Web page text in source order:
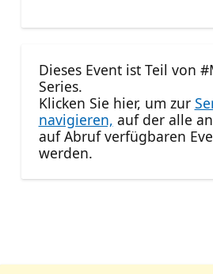
Dieses Event ist Teil von
Series.
Klicken Sie hier, um zur
navigieren, auf der alle
auf Abruf verfügbaren
werden.